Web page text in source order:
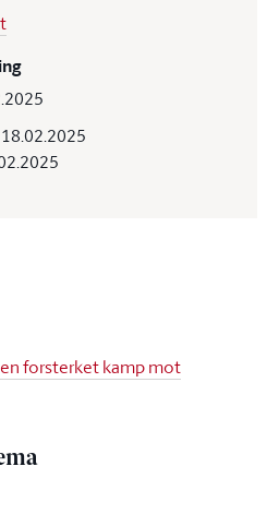
forsterket kamp mot